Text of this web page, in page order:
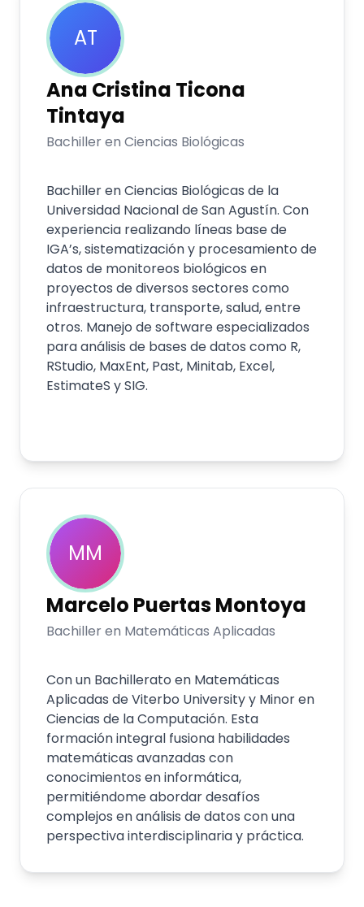
AT
Ana Cristina Ticona
Tintaya
Bachiller en Ciencias Biológicas
Bachiller en Ciencias Biológicas de la
Universidad Nacional de San Agustín. Con
experiencia realizando líneas base de
IGA’s, sistematización y procesamiento de
datos de monitoreos biológicos en
proyectos de diversos sectores como
infraestructura, transporte, salud, entre
otros. Manejo de software especializados
para análisis de bases de datos como R,
RStudio, MaxEnt, Past, Minitab, Excel,
EstimateS y SIG.
MM
Marcelo Puertas Montoya
Bachiller en Matemáticas Aplicadas
Con un Bachillerato en Matemáticas
Aplicadas de Viterbo University y Minor en
Ciencias de la Computación. Esta
formación integral fusiona habilidades
matemáticas avanzadas con
conocimientos en informática,
permitiéndome abordar desafíos
complejos en análisis de datos con una
perspectiva interdisciplinaria y práctica.